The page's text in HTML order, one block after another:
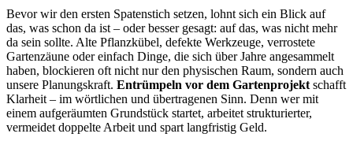
Bevor wir den ersten Spatenstich setzen, lohnt sich ein Blick auf
das, was schon da ist – oder besser gesagt: auf das, was nicht mehr
da sein sollte. Alte Pflanzkübel, defekte Werkzeuge, verrostete
Gartenzäune oder einfach Dinge, die sich über Jahre angesammelt
haben, blockieren oft nicht nur den physischen Raum, sondern auch
unsere Planungskraft. Entrümpeln vor dem Gartenprojekt schafft
Klarheit – im wörtlichen und übertragenen Sinn. Denn wer mit
einem aufgeräumten Grundstück startet, arbeitet strukturierter,
vermeidet doppelte Arbeit und spart langfristig Geld.